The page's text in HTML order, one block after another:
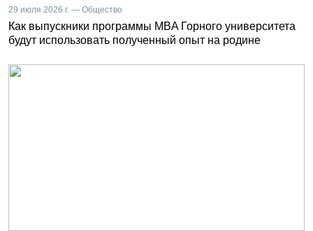
29 июля 2026 г. — Общество
Как выпускники программы MBA Горного университета
будут использовать полученный опыт на родине